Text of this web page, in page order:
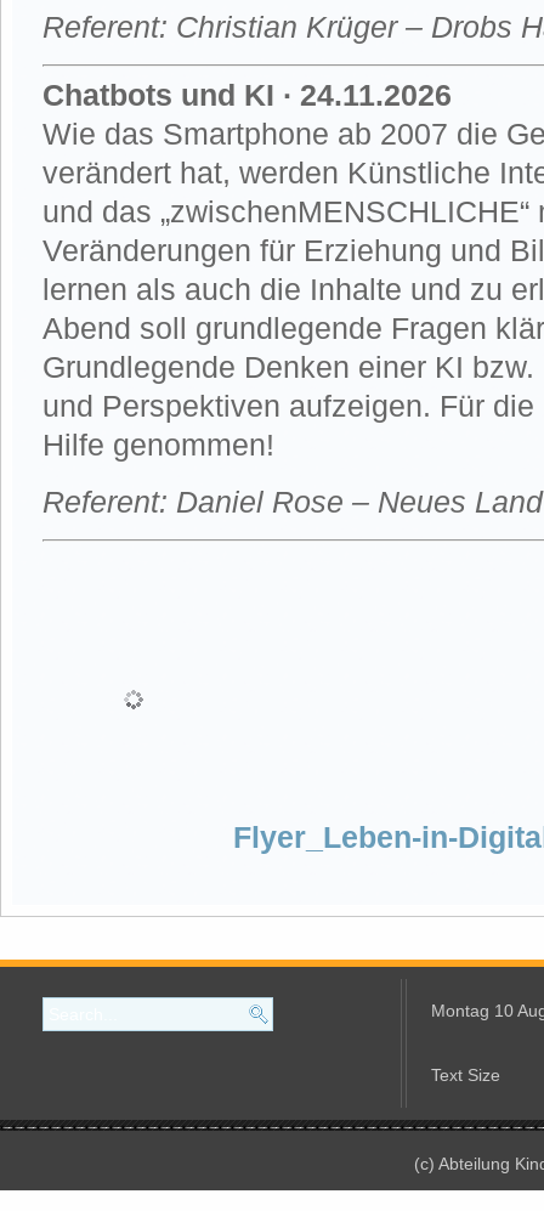
Referent: Christian Krüger – Drobs
Chatbots und KI ∙ 24.11.2026
Wie das Smartphone ab 2007 die
verändert hat, werden Künstliche
und das
Veränderungen für Erziehung und
lernen als auch die Inhalte und zu
Abend soll grundlegende Fragen
Grundlegende Denken einer KI
und Perspektiven aufzeigen. Für
Hilfe genommen!
Referent: Daniel Rose – Neues
Flyer_Leben-in-
Montag 10
Text Size
(c) Abteilung